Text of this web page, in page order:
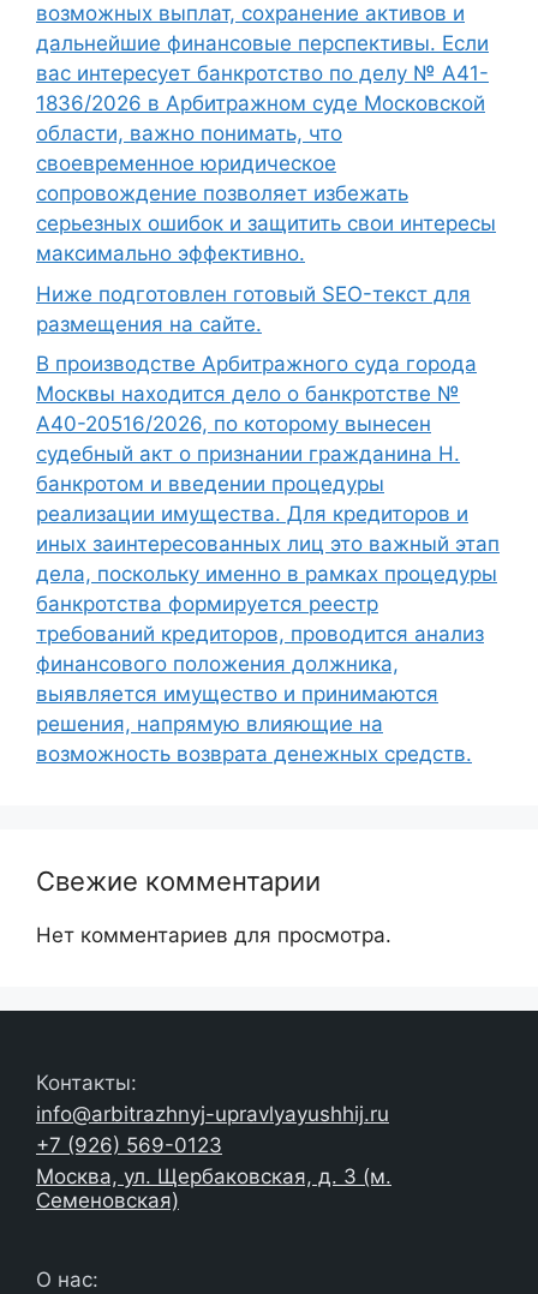
возможных выплат, сохранение активов и
дальнейшие финансовые перспективы. Если
вас интересует банкротство по делу № А41-
1836/2026 в Арбитражном суде Московской
области, важно понимать, что
своевременное юридическое
сопровождение позволяет избежать
серьезных ошибок и защитить свои интересы
максимально эффективно.
Ниже подготовлен готовый SEO-текст для
размещения на сайте.
В производстве Арбитражного суда города
Москвы находится дело о банкротстве №
А40-20516/2026, по которому вынесен
судебный акт о признании гражданина Н.
банкротом и введении процедуры
реализации имущества. Для кредиторов и
иных заинтересованных лиц это важный этап
дела, поскольку именно в рамках процедуры
банкротства формируется реестр
требований кредиторов, проводится анализ
финансового положения должника,
выявляется имущество и принимаются
решения, напрямую влияющие на
возможность возврата денежных средств.
Свежие комментарии
Нет комментариев для просмотра.
Контакты:
info@arbitrazhnyj-upravlyayushhij.ru
+7 (926) 569-0123
Москва, ул. Щербаковская, д. 3 (м.
Семеновская)
О нас: